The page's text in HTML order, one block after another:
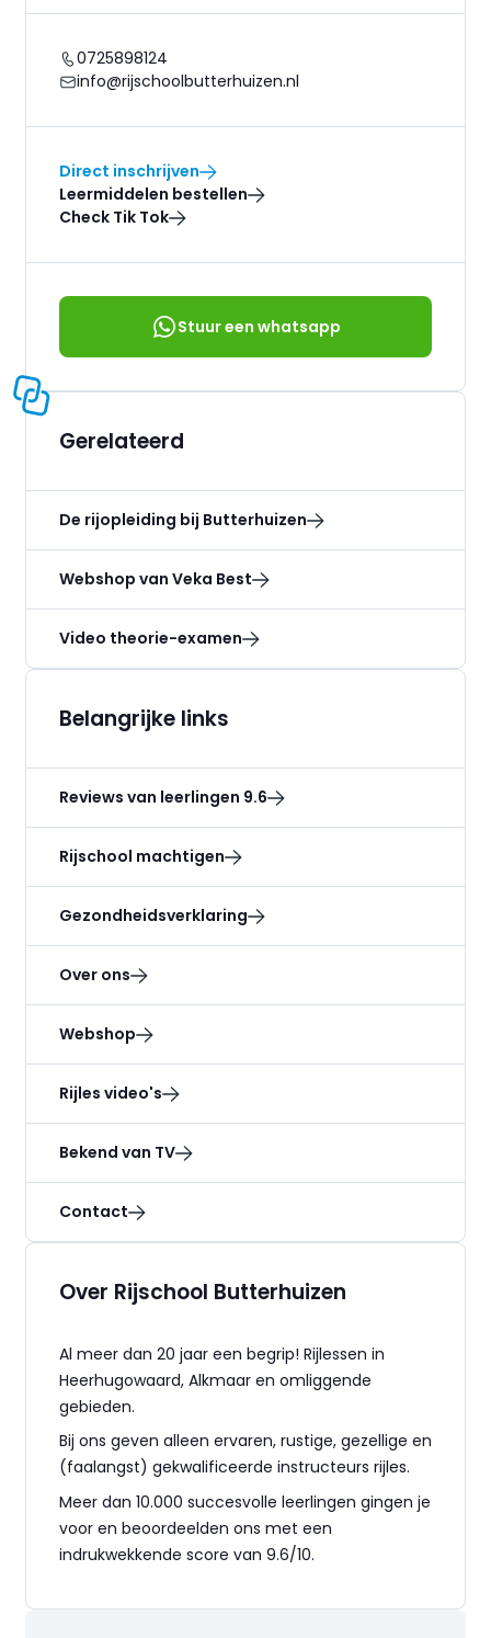
0725898124
info@rijschoolbutterhuizen.nl
Direct inschrijven
Leermiddelen bestellen
Check Tik Tok
Stuur een whatsapp
Gerelateerd
De rijopleiding bij Butterhuizen
Webshop van Veka Best
Video theorie-examen
Belangrijke links
Reviews van leerlingen 9.6
Rijschool machtigen
Gezondheidsverklaring
Over ons
Webshop
Rijles video's
Bekend van TV
Contact
Over Rijschool Butterhuizen
Al meer dan 20 jaar een begrip! Rijlessen in
Heerhugowaard, Alkmaar en omliggende
gebieden.
Bij ons geven alleen ervaren, rustige, gezellige en
(faalangst) gekwalificeerde instructeurs rijles.
Meer dan 10.000 succesvolle leerlingen gingen je
voor en beoordeelden ons met een
indrukwekkende score van 9.6/10.